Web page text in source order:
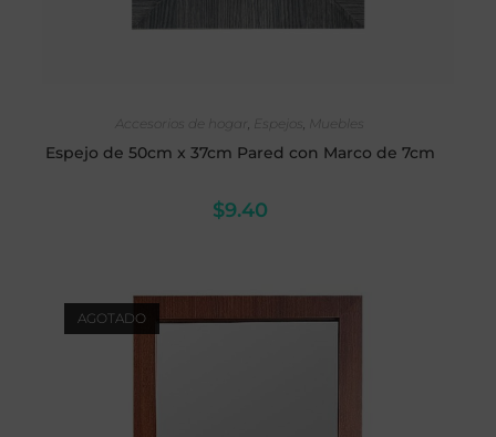
Accesorios de hogar , Espejos , Muebles
Espejo de 50cm x 37cm Pared con Marco de 7cm
$9.40
AGOTADO